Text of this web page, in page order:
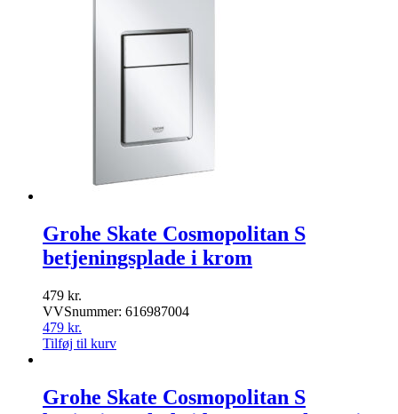
Grohe Skate Cosmopolitan S
betjeningsplade i krom
479 kr.
VVSnummer: 616987004
479 kr.
Tilføj til kurv
Grohe Skate Cosmopolitan S